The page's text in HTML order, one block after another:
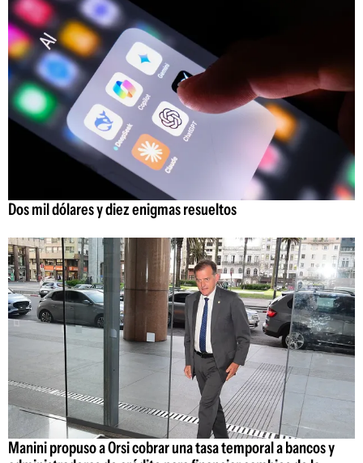
Dos mil dólares y diez enigmas resueltos
Manini propuso a Orsi cobrar una tasa temporal a bancos y